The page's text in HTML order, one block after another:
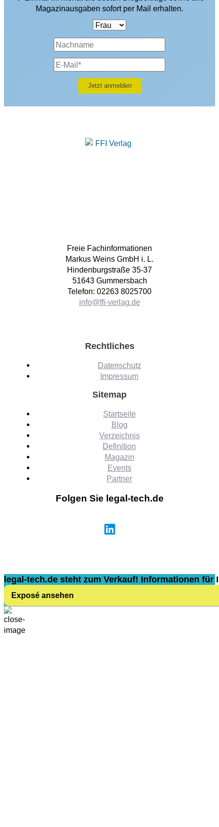
Magazinausgaben sofort per Mail erhalten.
Freie Fachinformationen
Markus Weins GmbH i. L.
Hindenburgstraße 35-37
51643 Gummersbach
Telefon: 02263 8025700
info@ffi-verlag.de
Rechtliches
Datenschutz
Impressum
Sitemap
Startseite
Blog
Verzeichnis
Definition
Magazin
Events
Partner
Folgen Sie legal-tech.de
legal-tech.de steht zum Verkauf! Informationen für
Exposé ansehen